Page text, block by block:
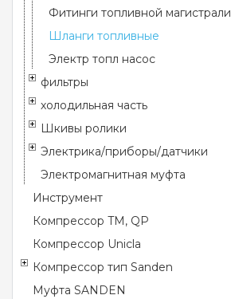
Фитинги топливной магистрали
Шланги топливные
Электр топл насос
фильтры
холодильная часть
Шкивы ролики
Электрика/приборы/датчики
Электромагнитная муфта
Инструмент
Компрессор TM, QP
Компрессор Unicla
Компрессор тип Sanden
Муфта SANDEN